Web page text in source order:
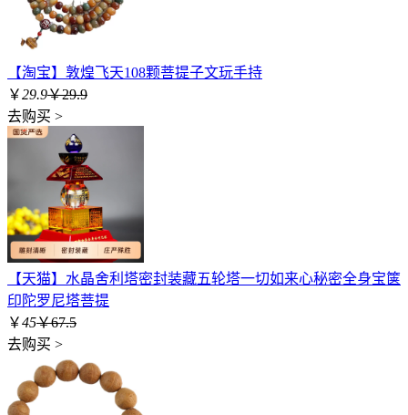
【淘宝】敦煌飞天108颗菩提子文玩手持
￥29.9￥29.9
去购买 >
【天猫】水晶舍利塔密封装藏五轮塔一切如来心秘密全身宝箧
印陀罗尼塔菩提
￥45￥67.5
去购买 >